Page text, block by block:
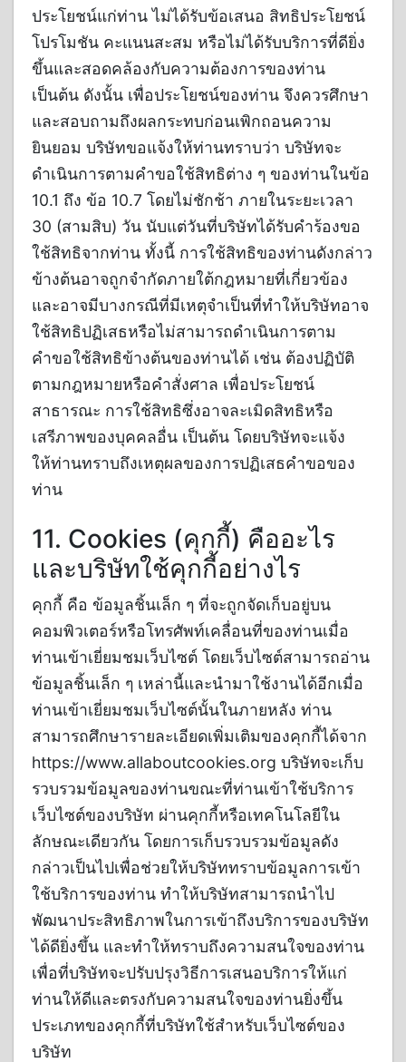
ประโยชน์แก่ท่าน ไม่ได้รับข้อเสนอ สิทธิประโยชน์
โปรโมชัน คะแนนสะสม หรือไม่ได้รับบริการที่ดียิ่ง
ขึ้นและสอดคล้องกับความต้องการของท่าน
เป็นต้น ดังนั้น เพื่อประโยชน์ของท่าน จึงควรศึกษา
และสอบถามถึงผลกระทบก่อนเพิกถอนความ
ยินยอม บริษัทขอแจ้งให้ท่านทราบว่า บริษัทจะ
ดำเนินการตามคำขอใช้สิทธิต่าง ๆ ของท่านในข้อ
10.1 ถึง ข้อ 10.7 โดยไม่ชักช้า ภายในระยะเวลา
30 (สามสิบ) วัน นับแต่วันที่บริษัทได้รับคำร้องขอ
ใช้สิทธิจากท่าน ทั้งนี้ การใช้สิทธิของท่านดังกล่าว
ข้างต้นอาจถูกจำกัดภายใต้กฎหมายที่เกี่ยวข้อง
และอาจมีบางกรณีที่มีเหตุจำเป็นที่ทำให้บริษัทอาจ
ใช้สิทธิปฏิเสธหรือไม่สามารถดำเนินการตาม
คำขอใช้สิทธิข้างต้นของท่านได้ เช่น ต้องปฏิบัติ
ตามกฎหมายหรือคำสั่งศาล เพื่อประโยชน์
สาธารณะ การใช้สิทธิซึ่งอาจละเมิดสิทธิหรือ
เสรีภาพของบุคคลอื่น เป็นต้น โดยบริษัทจะแจ้ง
ให้ท่านทราบถึงเหตุผลของการปฏิเสธคำขอของ
ท่าน
11. Cookies (คุกกี้) คืออะไร
และบริษัทใช้คุกกี้อย่างไร
คุกกี้ คือ ข้อมูลชิ้นเล็ก ๆ ที่จะถูกจัดเก็บอยู่บน
คอมพิวเตอร์หรือโทรศัพท์เคลื่อนที่ของท่านเมื่อ
ท่านเข้าเยี่ยมชมเว็บไซต์ โดยเว็บไซต์สามารถอ่าน
ข้อมูลชิ้นเล็ก ๆ เหล่านี้และนำมาใช้งานได้อีกเมื่อ
ท่านเข้าเยี่ยมชมเว็บไซต์นั้นในภายหลัง ท่าน
สามารถศึกษารายละเอียดเพิ่มเติมของคุกกี้ได้จาก
https://www.allaboutcookies.org บริษัทจะเก็บ
รวบรวมข้อมูลของท่านขณะที่ท่านเข้าใช้บริการ
เว็บไซต์ของบริษัท ผ่านคุกกี้หรือเทคโนโลยีใน
ลักษณะเดียวกัน โดยการเก็บรวบรวมข้อมูลดัง
กล่าวเป็นไปเพื่อช่วยให้บริษัททราบข้อมูลการเข้า
ใช้บริการของท่าน ทำให้บริษัทสามารถนำไป
พัฒนาประสิทธิภาพในการเข้าถึงบริการของบริษัท
ได้ดียิ่งขึ้น และทำให้ทราบถึงความสนใจของท่าน
เพื่อที่บริษัทจะปรับปรุงวิธีการเสนอบริการให้แก่
ท่านให้ดีและตรงกับความสนใจของท่านยิ่งขึ้น
ประเภทของคุกกี้ที่บริษัทใช้สำหรับเว็บไซต์ของ
บริษัท